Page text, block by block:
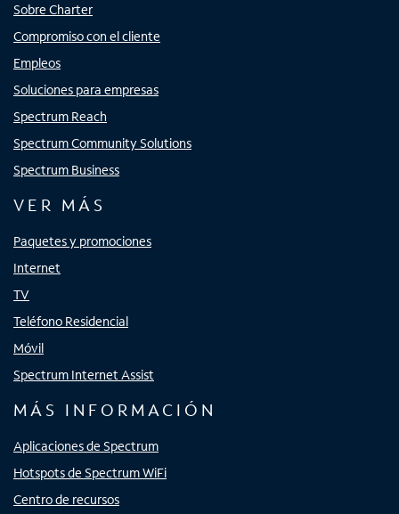
Sobre Charter
Compromiso con el cliente
Empleos
Soluciones para empresas
Spectrum Reach
Spectrum Community Solutions
Spectrum Business
VER MÁS
Paquetes y promociones
Internet
TV
Teléfono Residencial
Móvil
Spectrum Internet Assist
MÁS INFORMACIÓN
Aplicaciones de Spectrum
Hotspots de Spectrum WiFi
Centro de recursos